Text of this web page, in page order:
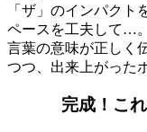
「ザ」のインパクト
ペースを工夫して…。
言葉の意味が正しく
つつ、出来上がった
完成！こ